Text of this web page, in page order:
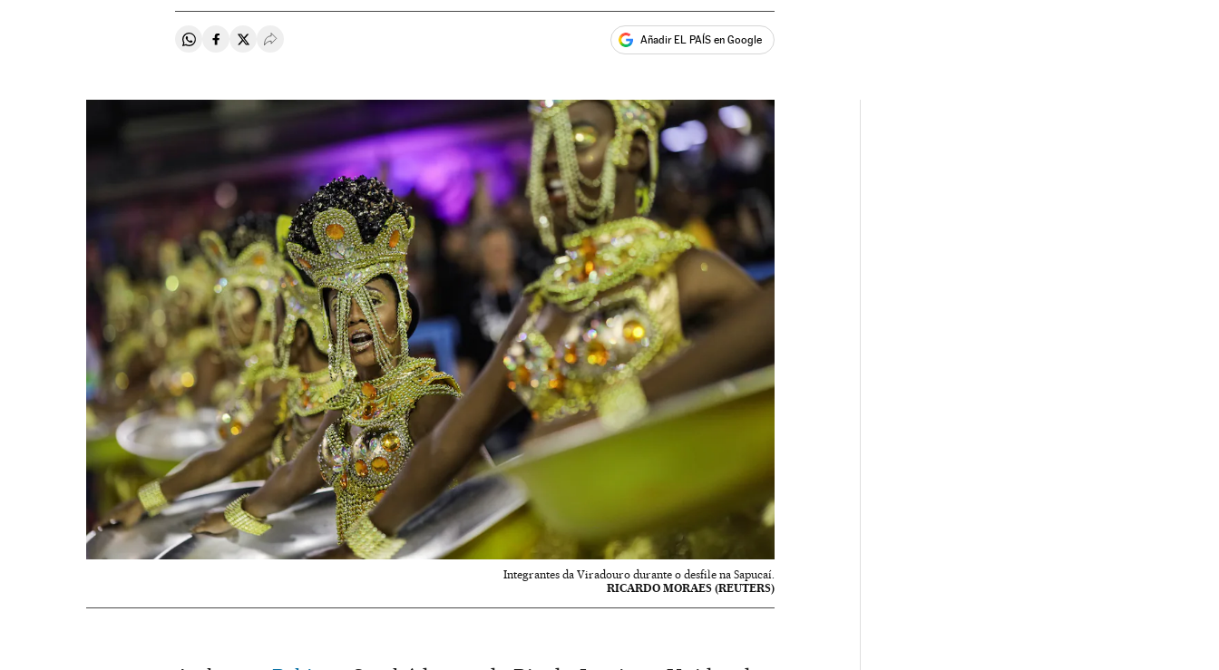
Compartir en Whatsapp
Compartir en Facebook
Compartir en Twitter
Desplegar Redes Sociales Añadir EL PAÍS en Google
Integrantes da Viradouro durante o desfile na Sapucaí.
RICARDO MORAES (REUTERS)